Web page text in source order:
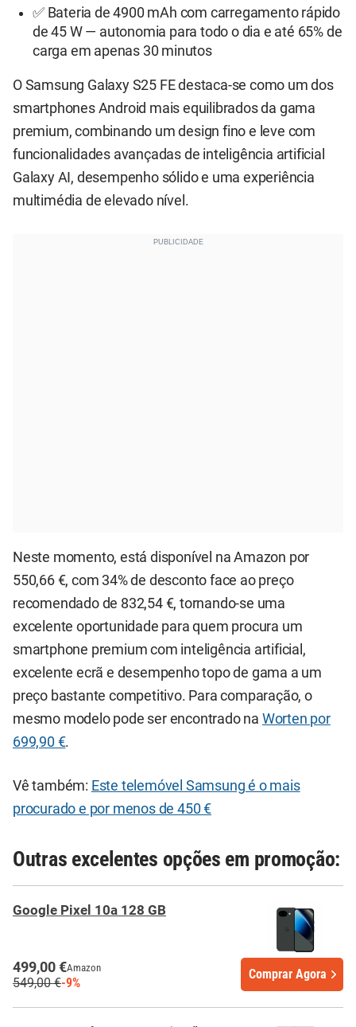
✅ Bateria de 4900 mAh com carregamento rápido
de 45 W — autonomia para todo o dia e até 65% de
carga em apenas 30 minutos
O Samsung Galaxy S25 FE destaca-se como um dos
smartphones Android mais equilibrados da gama
premium, combinando um design fino e leve com
funcionalidades avançadas de inteligência artificial
Galaxy AI, desempenho sólido e uma experiência
multimédia de elevado nível.
Neste momento, está disponível na Amazon por
550,66 €, com 34% de desconto face ao preço
recomendado de 832,54 €, tornando-se uma
excelente oportunidade para quem procura um
smartphone premium com inteligência artificial,
excelente ecrã e desempenho topo de gama a um
preço bastante competitivo. Para comparação, o
mesmo modelo pode ser encontrado na Worten por
699,90 €.
Vê também: Este telemóvel Samsung é o mais
procurado e por menos de 450 €
Outras excelentes opções em promoção:
Google Pixel 10a 128 GB
499,00 €Amazon
549,00 €-9%
Comprar Agora